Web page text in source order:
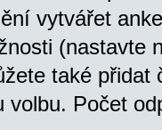
vytvářet
(nastavte
také přidat
volbu. Počet